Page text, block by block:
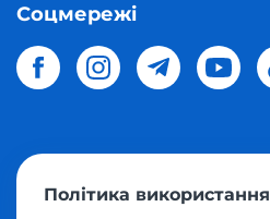
Соцмережі
магазинів світу в Україну.
Політика